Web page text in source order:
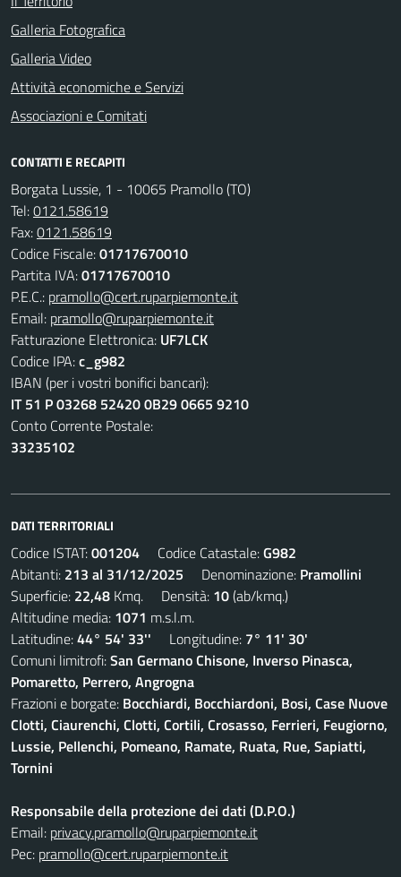
Galleria Fotografica
Galleria Video
Attività economiche e Servizi
Associazioni e Comitati
CONTATTI E RECAPITI
Borgata Lussie, 1 - 10065 Pramollo (TO)
Tel:0121.58619
Fax:0121.58619
Codice Fiscale:01717670010
Partita IVA:01717670010
P.E.C.: pramollo@cert.ruparpiemonte.it
Email: pramollo@ruparpiemonte.it
Fatturazione Elettronica: UF7LCK
Codice IPA:c_g982
IBAN (per i vostri bonifici bancari):
IT 51 P 03268 52420 0B29 0665 9210
Conto Corrente Postale:
33235102
DATI TERRITORIALI
Codice ISTAT:001204 Codice Catastale:G982
Abitanti: 213 al 31/12/2025 Denominazione: Pramollini
Superficie: 22,48 Kmq. Densità: 10(ab/kmq.)
Altitudine media: 1071 m.s.l.m.
Latitudine:44° 54' 33'' Longitudine: 7° 11' 30'
Comuni limitrofi:San Germano Chisone, Inverso Pinasca,
Pomaretto, Perrero, Angrogna
Frazioni e borgate: Bocchiardi, Bocchiardoni, Bosi, Case Nuove
Clotti, Ciaurenchi, Clotti, Cortili, Crosasso, Ferrieri, Feugiorno,
Lussie, Pellenchi, Pomeano, Ramate, Ruata, Rue, Sapiatti,
Tornini
Responsabile della protezione dei dati (D.P.O.)
Email: privacy.pramollo@ruparpiemonte.it
Pec: pramollo@cert.ruparpiemonte.it